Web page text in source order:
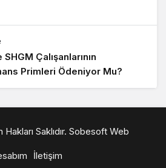
Çalışanlarının
Primleri Ödeniyor Mu?
Saklıdır. Sobesoft Web
İletişim